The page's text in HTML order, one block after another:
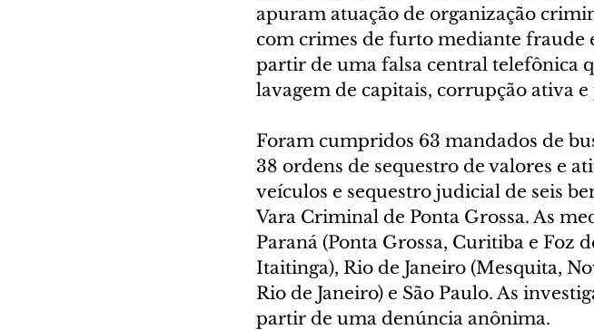
apuram atuação de organização
com crimes de furto mediante fraude
partir de uma falsa central telefônica
lavagem de capitais, corrupção ativa
Foram cumpridos 63 mandados de
38 ordens de sequestro de valores e
veículos e sequestro judicial de seis
Vara Criminal de Ponta Grossa. As
Paraná (Ponta Grossa, Curitiba e Foz
Itaitinga), Rio de Janeiro (Mesquita,
Rio de Janeiro) e São Paulo. As
partir de uma denúncia anônima.